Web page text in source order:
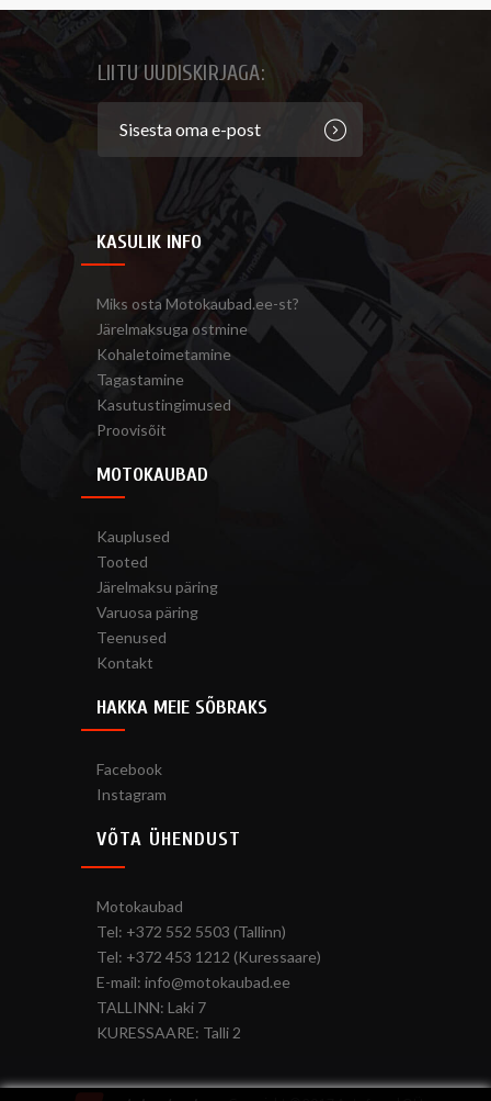
LIITU UUDISKIRJAGA:
KASULIK INFO
Miks osta Motokaubad.ee-st?
Järelmaksuga ostmine
Kohaletoimetamine
Tagastamine
Kasutustingimused
Proovisõit
MOTOKAUBAD
Kauplused
Tooted
Järelmaksu päring
Varuosa päring
Teenused
Kontakt
HAKKA MEIE SÕBRAKS
Facebook
Instagram
VÕTA ÜHENDUST
Motokaubad
Tel: +372 552 5503 (Tallinn)
Tel: +372 453 1212 (Kuressaare)
E-mail: info@motokaubad.ee
TALLINN: Laki 7
KURESSAARE: Talli 2